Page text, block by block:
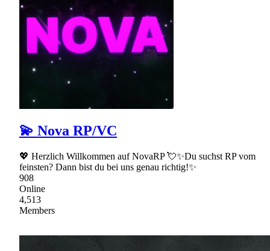
💫 Nova RP/VC
💖 Herzlich Willkommen auf NovaRP 💘✨Du suchst RP vom
feinsten? Dann bist du bei uns genau richtig!✨
908
Online
4,513
Members